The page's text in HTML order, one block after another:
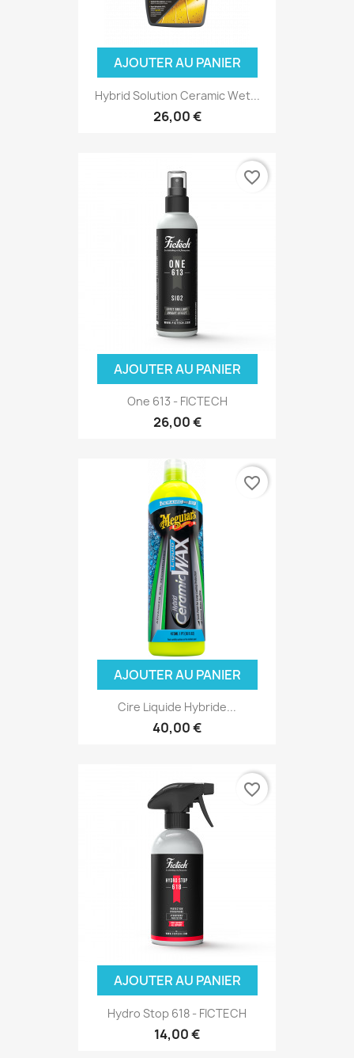
AJOUTER AU PANIER
Hybrid Solution Ceramic Wet...
26,00 €
AJOUTER AU PANIER
One 613 - FICTECH
26,00 €
favorite_border
AJOUTER AU PANIER
Cire Liquide Hybride...
40,00 €
favorite_border
AJOUTER AU PANIER
Hydro Stop 618 - FICTECH
14,00 €
favorite_border